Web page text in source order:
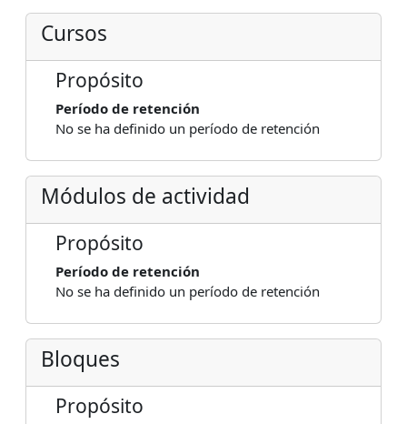
Cursos
Propósito
Período de retención
No se ha definido un período de retención
Módulos de actividad
Propósito
Período de retención
No se ha definido un período de retención
Bloques
Propósito